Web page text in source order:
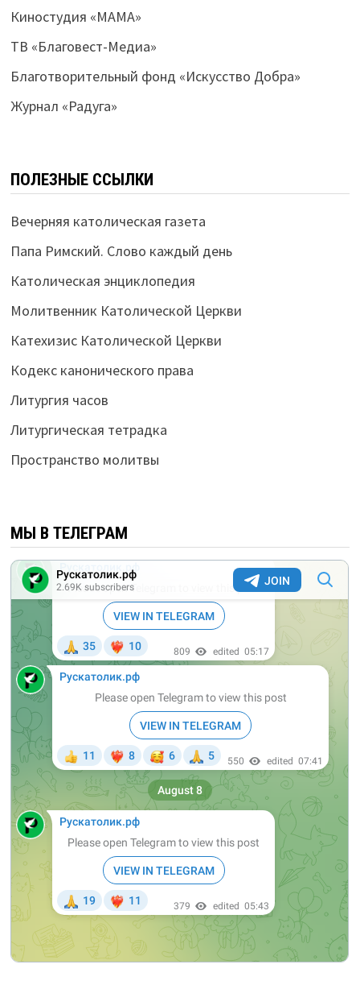
Киностудия «МАМА»
ТВ «Благовест-Медиа»
Благотворительный фонд «Искусство Добра»
Журнал «Радуга»
ПОЛЕЗНЫЕ ССЫЛКИ
Вечерняя католическая газета
Папа Римский. Слово каждый день
Католическая энциклопедия
Молитвенник Католической Церкви
Катехизис Католической Церкви
Кодекс канонического права
Литургия часов
Литургическая тетрадка
Пространство молитвы
МЫ В ТЕЛЕГРАМ